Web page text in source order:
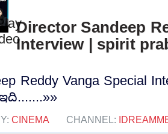
Director Sandeep
Interview | spirit
Reddy Vanga Special
CINEMA CHANNEL: